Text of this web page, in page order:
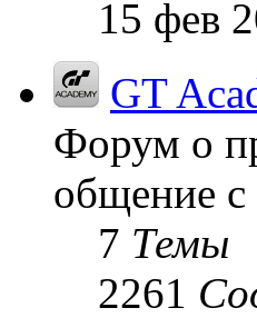
15 фев
GT
Форум о
общение с
7 Темы
2261